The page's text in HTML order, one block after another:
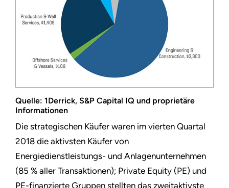
Quelle: 1Derrick, S&P Capital IQ und proprietäre
Informationen
Die strategischen Käufer waren im vierten Quartal
2018 die aktivsten Käufer von
Energiedienstleistungs- und Anlagenunternehmen
(85 % aller Transaktionen); Private Equity (PE) und
PE-finanzierte Gruppen stellten das zweitaktivste